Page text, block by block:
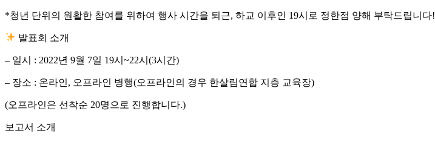
*청년 단위의 원활한 참여를 위하여 행사 시간을 퇴근, 하교 이후인 19시로 정한점 양해 부탁드립니다!
발표회 소개
– 일시 : 2022년 9월 7일 19시~22시(3시간)
– 장소 : 온라인, 오프라인 병행(오프라인의 경우 한살림연합 지층 교육장)
(오프라인은 선착순 20명으로 진행합니다.)
보고서 소개